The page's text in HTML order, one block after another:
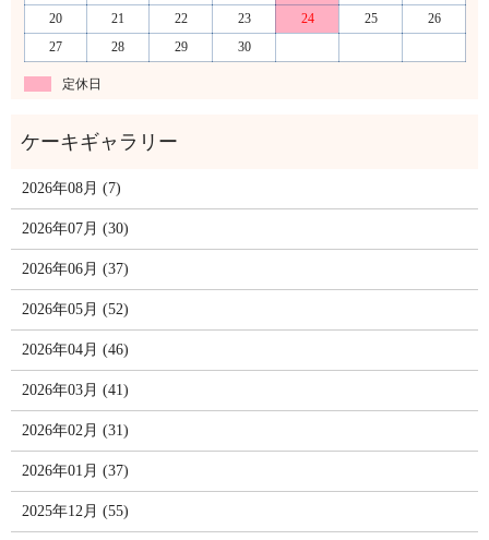
20
21 22 23 24 25
26
27
28 29 30
定休日
2026年08月 (7)
2026年07月 (30)
2026年06月 (37)
2026年05月 (52)
2026年04月 (46)
2026年03月 (41)
2026年02月 (31)
2026年01月 (37)
2025年12月 (55)